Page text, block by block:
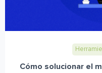
Cómo solucionar el